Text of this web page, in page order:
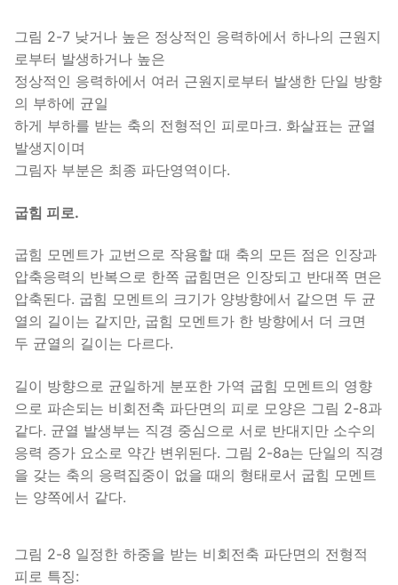
그림 2-7 낮거나 높은 정상적인 응력하에서 하나의 근원지
로부터 발생하거나 높은
정상적인 응력하에서 여러 근원지로부터 발생한 단일 방향
의 부하에 균일
하게 부하를 받는 축의 전형적인 피로마크. 화살표는 균열
발생지이며
그림자 부분은 최종 파단영역이다.
굽힘 피로.
굽힘 모멘트가 교번으로 작용할 때 축의 모든 점은 인장과
압축응력의 반복으로 한쪽 굽힘면은 인장되고 반대쪽 면은
압축된다. 굽힘 모멘트의 크기가 양방향에서 같으면 두 균
열의 길이는 같지만, 굽힘 모멘트가 한 방향에서 더 크면
두 균열의 길이는 다르다.
길이 방향으로 균일하게 분포한 가역 굽힘 모멘트의 영향
으로 파손되는 비회전축 파단면의 피로 모양은 그림 2-8과
같다. 균열 발생부는 직경 중심으로 서로 반대지만 소수의
응력 증가 요소로 약간 변위된다. 그림 2-8a는 단일의 직경
을 갖는 축의 응력집중이 없을 때의 형태로서 굽힘 모멘트
는 양쪽에서 같다.
그림 2-8 일정한 하중을 받는 비회전축 파단면의 전형적
피로 특징: